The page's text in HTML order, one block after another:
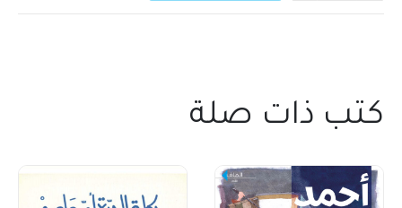
كتب ذات صلة